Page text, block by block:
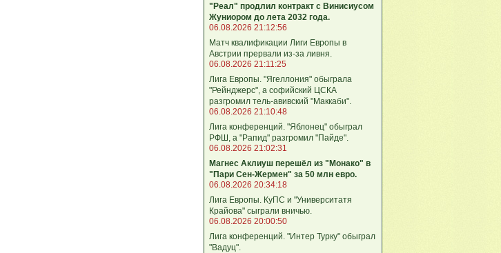
"Реал" продлил контракт с Винисиусом
Жуниором до лета 2032 года.
06.08.2026 21:12:56
Матч квалификации Лиги Европы в
Австрии прервали из-за ливня.
06.08.2026 21:11:25
Лига Европы. "Ягеллония" обыграла
"Рейнджерс", а софийский ЦСКА
разгромил тель-авивский "Маккаби".
06.08.2026 21:10:48
Лига кoнференций. "Яблонец" обыграл
РФШ, а "Рапид" разгромил "Пайде".
06.08.2026 21:02:31
Магнес Аклиуш перешёл из "Монако" в
"Пари Сен-Жермен" за 50 млн евро.
06.08.2026 20:34:18
Лига Европы. КуПС и "Университатя
Крайова" сыграли вничью.
06.08.2026 20:00:50
Лига конференций. "Интер Турку" обыграл
"Вадуц".